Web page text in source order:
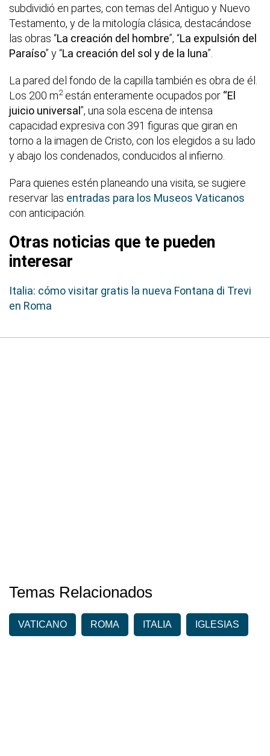
subdividió en partes, con temas del Antiguo y Nuevo
Testamento, y de la mitología clásica, destacándose
las obras “La creación del hombre”, “La expulsión del
Paraíso” y “La creación del sol y de la luna”.
La pared del fondo de la capilla también es obra de él.
Los 200 m2están enteramente ocupados por “El
juicio universal”, una sola escena de intensa
capacidad expresiva con 391 figuras que giran en
torno a la imagen de Cristo, con los elegidos a su lado
y abajo los condenados, conducidos al infierno.
Para quienes estén planeando una visita, se sugiere
reservar las entradas para los Museos Vaticanos
con anticipación.
Otras noticias que te pueden
interesar
Italia: cómo visitar gratis la nueva Fontana di Trevi
en Roma
Temas Relacionados
VATICANO ROMA ITALIA IGLESIAS